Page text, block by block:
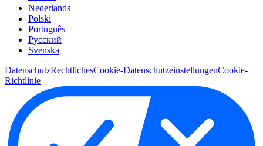
Nederlands
Polski
Português
Pусский
Svenska
DatenschutzRechtlichesCookie-DatenschutzeinstellungenCookie-
Richtlinie